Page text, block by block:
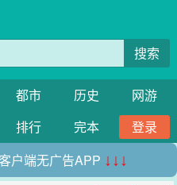
搜索
都市 历史
网游
排行 完本
登录
户端无广告APP ↓↓↓